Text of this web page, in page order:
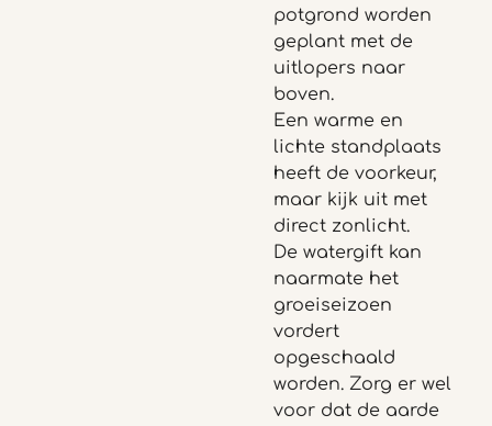
potgrond worden
geplant met de
uitlopers naar
boven.
Een warme en
lichte standplaats
heeft de voorkeur,
maar kijk uit met
direct zonlicht.
De watergift kan
naarmate het
groeiseizoen
vordert
opgeschaald
worden. Zorg er wel
voor dat de aarde